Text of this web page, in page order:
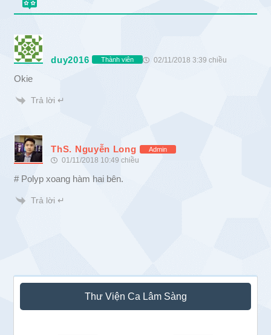
duy2016 Thành viên 02/11/2018 3:39 chiều
Okie
Trả lời ↵
ThS. Nguyễn Long Admin
01/11/2018 10:49 chiều
# Polyp xoang hàm hai bên.
Trả lời ↵
Sidebar
chính
Thư Viện Ca Lâm Sàng